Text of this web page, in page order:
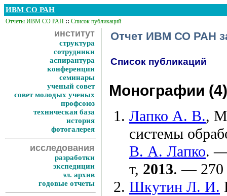
ИВМ СО РАН
Отчеты ИВМ СО РАН :: Список публикаций
институт
структура
сотрудники
аспирантура
конференции
семинары
ученый совет
совет молодых ученых
профсоюз
техническая база
история
фотогалерея
исследования
разработки
экспедиции
эл. архив
годовые отчеты
Отчет ИВМ СО РАН
Список публикаций
Монографии (4)
Лапко А. В.,
системы
В. А. Лапко. —
т, 2013. — 270
Шкутин Л. И.